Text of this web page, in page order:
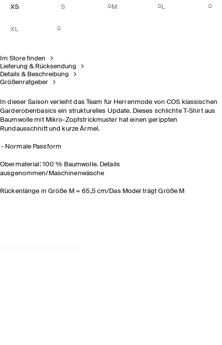
XS S M L
XL
Im Store finden
Lieferung & Rücksendung
Details & Beschreibung
Größenratgeber
In dieser Saison verleiht das Team für Herrenmode von COS klassischen
Garderobenbasics ein strukturelles Update. Dieses schlichte T-Shirt aus
Baumwolle mit Mikro-Zopfstrickmuster hat einen gerippten
Rundausschnitt und kurze Ärmel.
Normale Passform
Obermaterial: 100 % Baumwolle. Details
ausgenommen/Maschinenwäsche
Rückenlänge in Größe M = 65,5 cm/Das Model trägt Größe M